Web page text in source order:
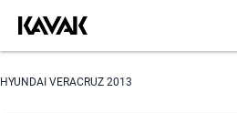
HYUNDAI VERACRUZ 2013